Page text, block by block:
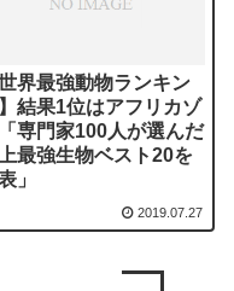
世界最強動物ランキン
結果1位はアフリカゾ
専門家100人が選んだ
最強生物ベスト20を
」
2019.07.27